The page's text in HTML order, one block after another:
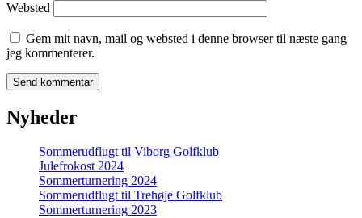
Websted
Gem mit navn, mail og websted i denne browser til næste gang
jeg kommenterer.
Nyheder
Sommerudflugt til Viborg Golfklub
Julefrokost 2024
Sommerturnering 2024
Sommerudflugt til Trehøje Golfklub
Sommerturnering 2023